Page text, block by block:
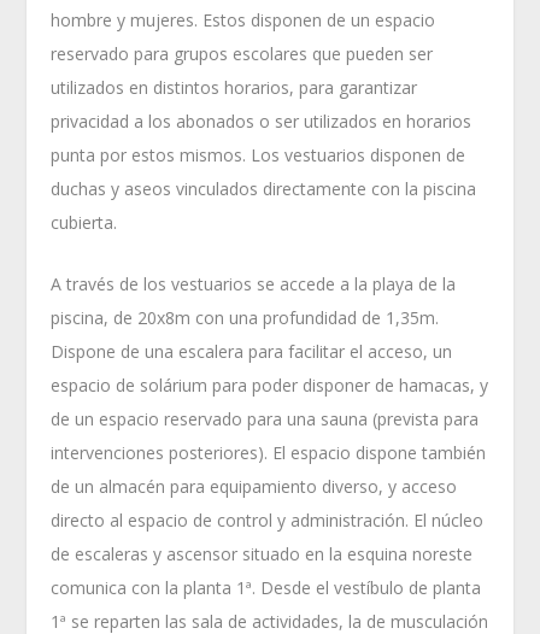
hombre y mujeres. Estos disponen de un espacio
reservado para grupos escolares que pueden ser
utilizados en distintos horarios, para garantizar
privacidad a los abonados o ser utilizados en horarios
punta por estos mismos. Los vestuarios disponen de
duchas y aseos vinculados directamente con la piscina
cubierta.
A través de los vestuarios se accede a la playa de la
piscina, de 20x8m con una profundidad de 1,35m.
Dispone de una escalera para facilitar el acceso, un
espacio de solárium para poder disponer de hamacas, y
de un espacio reservado para una sauna (prevista para
intervenciones posteriores). El espacio dispone también
de un almacén para equipamiento diverso, y acceso
directo al espacio de control y administración. El núcleo
de escaleras y ascensor situado en la esquina noreste
comunica con la planta 1ª. Desde el vestíbulo de planta
1ª se reparten las sala de actividades, la de musculación